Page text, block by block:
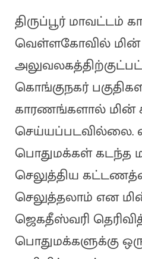
திருப்பூர் மாவட்டம்
வெள்ளகோவில் மின்
கொங்குநகர்
காரணங்களால் மின்
செய்யப்படவில்லை.
பொதுமக்கள் கடந்த
செலுத்திய
செலுத்தலாம் என
ஜெகதீஸ்வரி
பொதுமக்களுக்கு